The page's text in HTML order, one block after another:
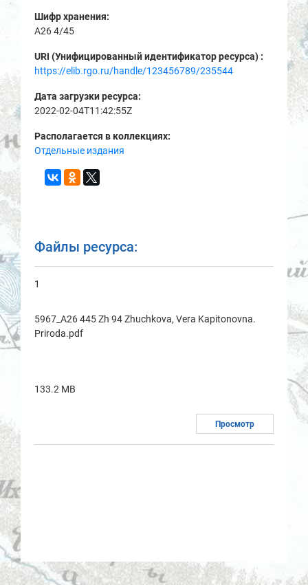
Шифр хранения:
A26 4/45
URI (Унифицированный идентификатор ресурса) :
https://elib.rgo.ru/handle/123456789/235544
Дата загрузки ресурса:
2022-02-04T11:42:55Z
Располагается в коллекциях:
Отдельные издания
Файлы ресурса:
1
5967_A26 445 Zh 94 Zhuchkova, Vera Kapitonovna.
Priroda.pdf
133.2 MB
Просмотр